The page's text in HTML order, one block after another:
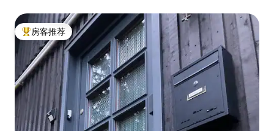
热门「房客推荐」
房客推荐